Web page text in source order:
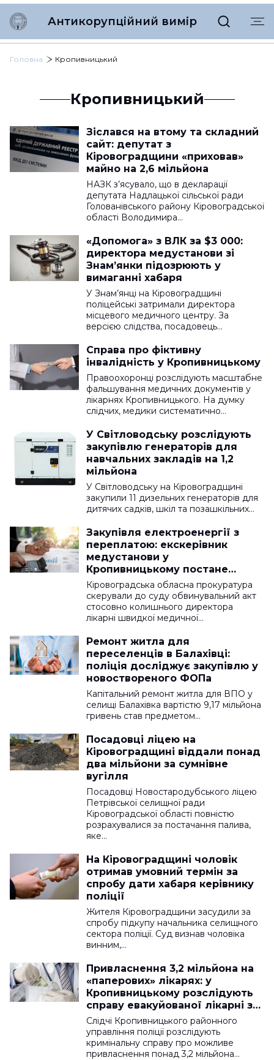
Антикорупційний вимір
Головна Кропивницький
Кропивницький
Зіслався на втому та складний
сайт: депутат з
Кіровоградщини «приховав»
майно на 2,6 мільйона
НАЗК з’ясувало, що в декларації
депутата Надлацької сільської ради
Голованівського району Кіровоградської
області Володимира…
«Допомога» з ВЛК за $3 000:
директора медустанови зі
Знам’янки підозрюють у
вимаганні хабаря
У Знам’янці на Кіровоградщині
поліцейські затримали директора
місцевого медичного центру. За
версією слідства, посадовець…
Справа про фіктивну
інвалідність у Кропивницькому
Правоохоронці розслідують масштабне
фальшування медичних документів у
лікарнях Кропивницького. На думку
слідчих, медики систематично…
У Світловодську розслідують
закупівлю генераторів для
навчальних закладів на 1,2
мільйона
У Світловодську на Кіровоградщині
закупили 11 дизельних генераторів для
дитячих садків, шкіл та позашкільних…
Закупівля електроенергії з
переплатою: екскерівник
медустанови у
Кропивницькому постане
перед судом
Кіровоградська обласна прокуратура
скерували до суду обвинувальний акт
стосовно колишнього директора
лікарні швидкої медичної…
Ремонт житла для
переселенців в Балахівці:
поліція досліджує закупівлю у
новоствореного ФОПа
Капітальний ремонт житла для ВПО у
селищі Балахівка вартістю 9,17 мільйона
гривень став предметом…
Посадовці ліцею на
Кіровоградщині віддали понад
два мільйони за сумнівне
вугілля
Посадовці Новостародубського ліцею
Петрівської селищної ради
Кіровоградської області повністю
розрахувалися за постачання палива,
яке…
На Кіровоградщині чоловік
отримав умовний термін за
спробу дати хабаря керівнику
поліції
Жителя Кіровоградщини засудили за
спробу підкупу начальника селищного
сектора поліції. Суд визнав чоловіка
винним,…
Привласнення 3,2 мільйона на
«паперових» лікарях: у
Кропивницькому розслідують
справу евакуйованої лікарні з
Попасної
Слідчі Кропивницького районного
управління поліції розслідують
кримінальну справу про можливе
привласнення понад 3,2 мільйона…